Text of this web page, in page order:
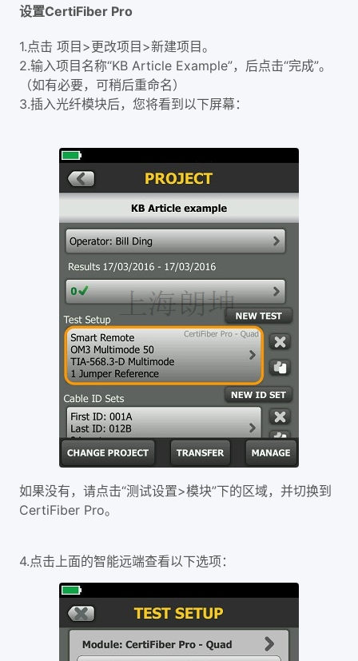
设置CertiFiber Pro
1.点击 项目>更改项目>新建项目。
2.输入项目名称“KB Article Example”，后点击“完成”。
（如有必要，可稍后重命名）
3.插入光纤模块后，您将看到以下屏幕：
如果没有，请点击“测试设置>模块”下的区域，并切换到
CertiFiber Pro。
4.点击上面的智能远端查看以下选项：